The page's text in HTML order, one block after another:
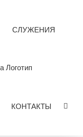
СЛУЖЕНИЯ
КОНТАКТЫ